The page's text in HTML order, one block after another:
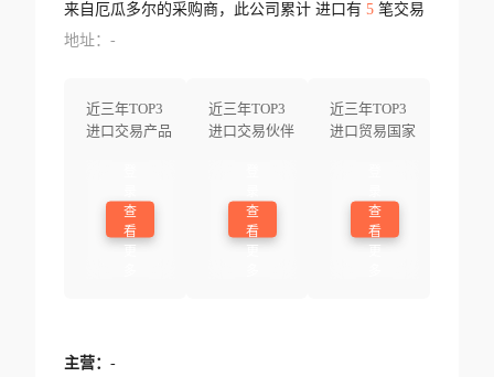
来自厄瓜多尔的采购商，此公司累计 进口有 5笔交易
地址：-
近三年TOP3
进口交易产品
查
看
近三年TOP3
进口交易伙伴
查
看
近三年TOP3
进口贸易国家
查
看
主营： -